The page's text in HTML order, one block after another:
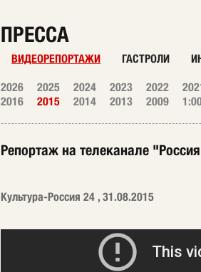
ПРЕССА
ВИДЕОРЕПОРТАЖИ ГАСТРОЛИ
2026 2025 2024 2023 2022
2016
2015 2014 2013 2009
Репортаж на телеканале
Культура-Россия 24 , 31.08.2015